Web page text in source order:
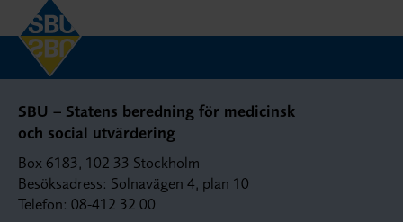
SBU – Statens beredning för medicinsk
och social utvärdering
Box 6183, 102 33 Stockholm
Besöksadress: Solnavägen 4, plan 10
Telefon: 08-412 32 00